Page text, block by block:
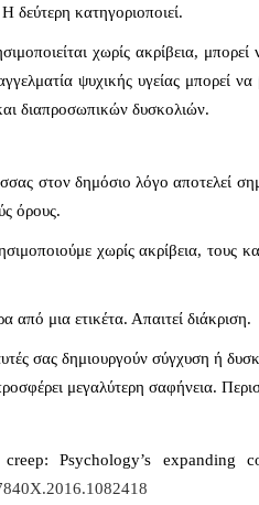
Η δεύτερη κατηγοριοποιεί.
χωρίς ακρίβεια,
ψυχικής υγείας μπορεί
διαπροσωπικών δυσκολιών.
στον δημόσιο λόγο αποτελεί
όρους.
χωρίς ακρίβεια,τους
από μια ετικέτα. Απαιτεί διάκριση.
σας δημιουργούν σύγχυση ή
μεγαλύτερη σαφήνεια.
Psychology’s expanding